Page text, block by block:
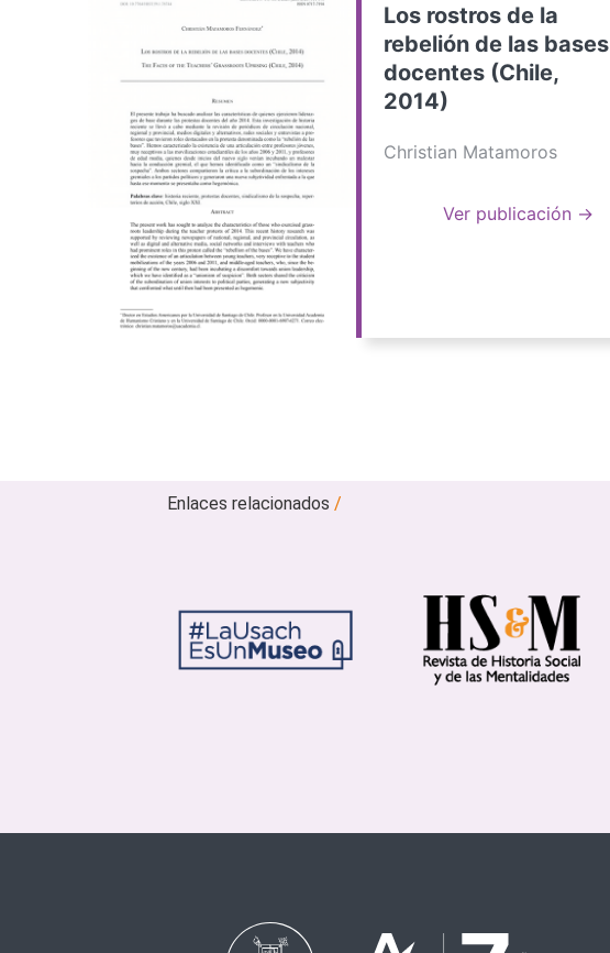
Los rostros de la
rebelión de las bases
docentes (Chile,
2014)
Christian Matamoros
Ver publicación →
Enlaces relacionados/